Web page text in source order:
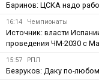
Баринов: ЦСКА надо
16:14 Чемпионаты
Источник: власти
проведения ЧМ-2030 с
15:57 РПЛ
Безруков: Даку по-